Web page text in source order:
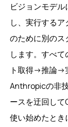
ビジョンモデ
し、実行する
のために別のス
します。すべ
ト取得→推論→
Anthropicの非
ースを迂回し
使い始めたと